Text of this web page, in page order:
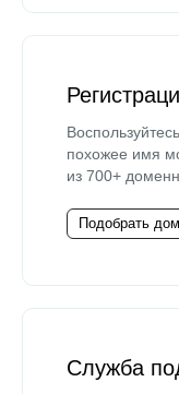
похожее имя
из 700+
Подобрать
Служба